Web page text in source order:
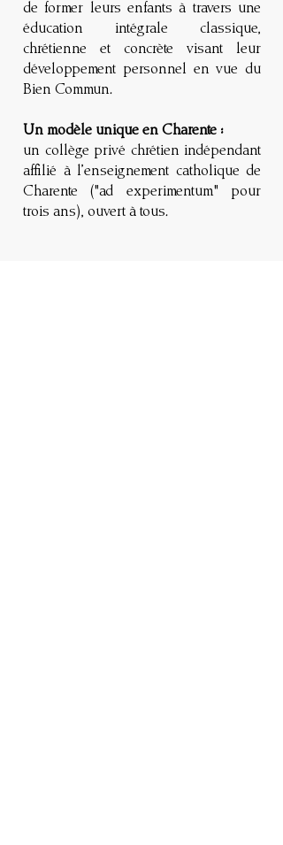
de former leurs enfants à travers une
éducation intégrale classique,
chrétienne et concrète visant leur
développement personnel en vue du
Bien Commun.
Un modèle unique en Charente :
un collège privé chrétien indépendant
affilié à l’enseignement catholique de
Charente ("ad experimentum" pour
trois ans), ouvert à tous.